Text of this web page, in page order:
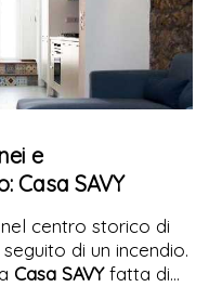
e
Casa SAVY
centro storico di
di un incendio.
Casa SAVYfatta di